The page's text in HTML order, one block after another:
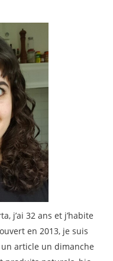
j’ai 32 ans et j’habite
en 2013, je suis
un article un dimanche